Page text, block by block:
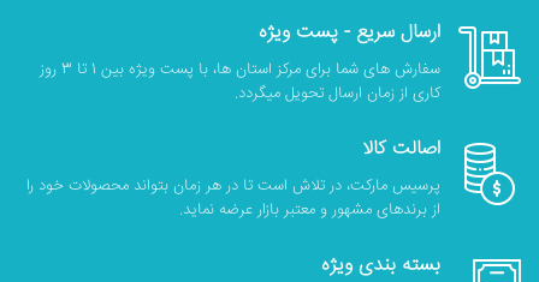
ارسال سریع - پست ویژه
سفارش های شما برای مرکز استان ها، با پست ویژه بین 1 تا 3 روز
کاری از زمان ارسال تحویل میگردد.
اصالت کالا
پرسیس مارکت، در تلاش است تا در هر زمان بتواند محصولات خود را
از برندهای مشهور و معتبر بازار عرضه نماید.
بسته بندی ویژه